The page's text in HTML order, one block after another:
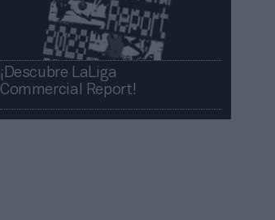
¡Descubre LaLiga
Commercial Report!​​